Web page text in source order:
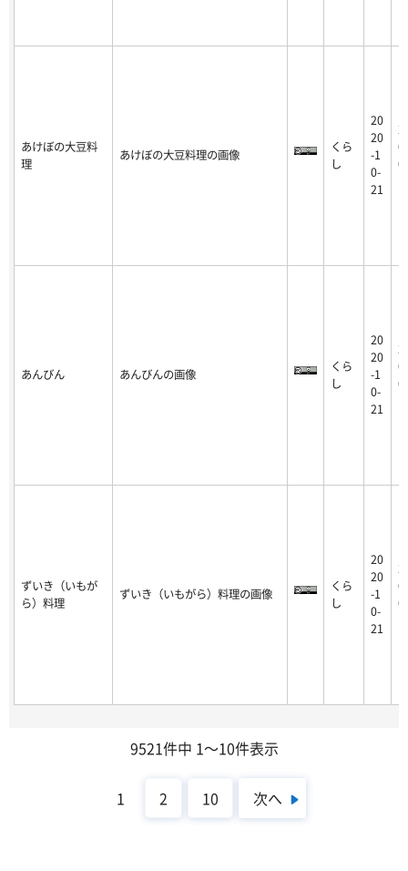
あけぼの大豆料
理
あけぼの大豆料理の画像
くら
し
20
20
-1
0-
21
あんびん あんびんの画像
くら
し
20
20
-1
0-
21
ずいき（いもが
ら）料理
ずいき（いもがら）料理の画像
くら
し
20
20
-1
0-
21
9521件中 1～10件表示
1 2 10 次へ